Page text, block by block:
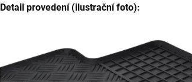
Detail provedení (ilustrační foto):